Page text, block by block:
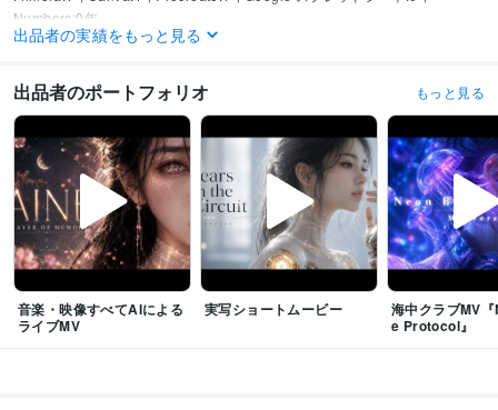
Numbers:0年
生成AI活用・開発・制作
悩み相談・カウンセリング モテるプロフィール添削・作成
出品者の実績をもっと見る
出品者のポートフォリオ もっと見る
音楽・映像すべてAIによる
ライブMV
実写ショートムービー
海中クラブMV
e Protocol』